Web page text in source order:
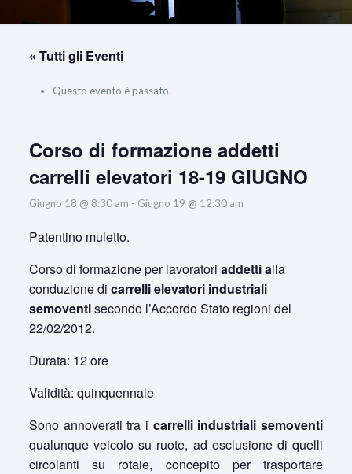
« Tutti gli Eventi
Questo evento è passato.
Corso di formazione addetti
carrelli elevatori 18-19 GIUGNO
Giugno 18 @ 8:30 am - Giugno 19 @ 12:30 am
Patentino muletto.
Corso di formazione per lavoratori addetti alla
conduzione di carrelli elevatori industriali
semoventisecondo l’Accordo Stato regioni del
22/02/2012.
Durata: 12 ore
Validità: quinquennale
Sono annoverati tra i carrelli industriali semoventi
qualunque veicolo su ruote, ad esclusione di quelli
circolanti su rotaie, concepito per trasportare